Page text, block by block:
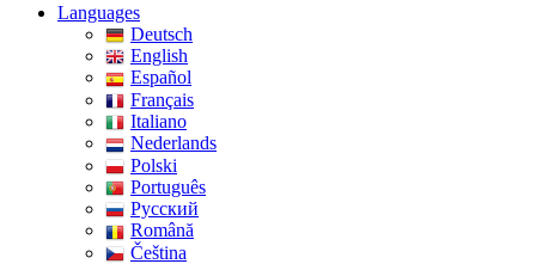
Languages
Deutsch
English
Español
Français
Italiano
Nederlands
Polski
Português
Pусский
Română
Čeština